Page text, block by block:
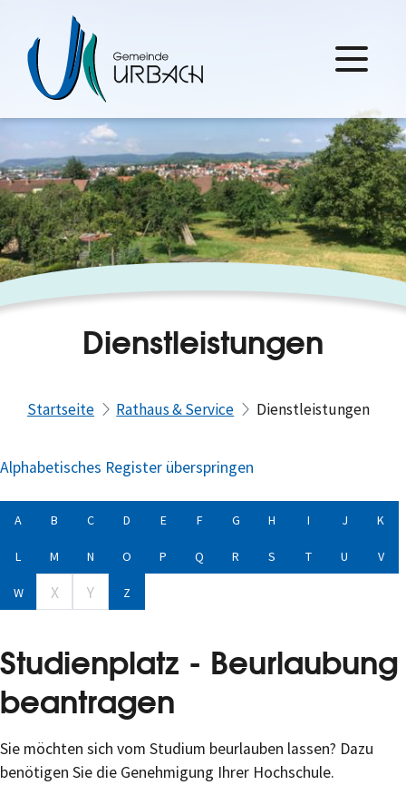
Dienstleistungen
Startseite Rathaus & Service Dienstleistungen
Alphabetisches Register überspringen
A B C D E F G H I J K
L M N O P Q R S T U V
W X Y Z
Studienplatz - Beurlaubung
beantragen
Sie möchten sich vom Studium beurlauben lassen? Dazu
benötigen Sie die Genehmigung Ihrer Hochschule.